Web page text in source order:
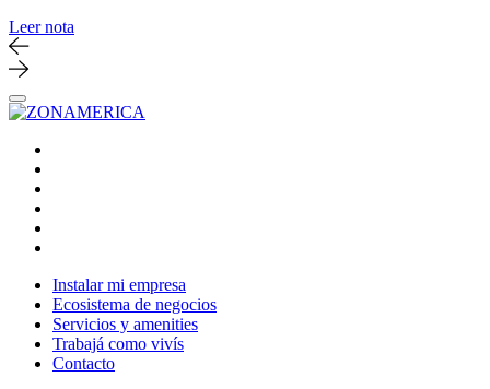
Leer nota
Instalar mi empresa
Ecosistema de negocios
Servicios y amenities
Trabajá como vivís
Contacto